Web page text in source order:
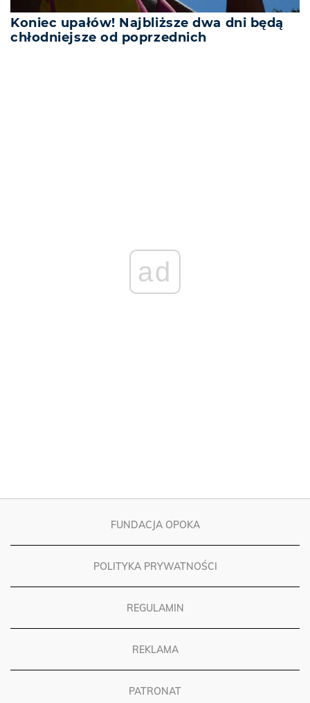
Koniec upałów! Najbliższe dwa dni będą
chłodniejsze od poprzednich
FUNDACJA OPOKA
POLITYKA PRYWATNOŚCI
REGULAMIN
REKLAMA
PATRONAT